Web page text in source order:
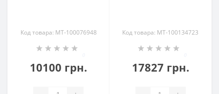
Код товара: MT-100076948
10100 грн.
Код товара: MT-100134723
17827 грн.